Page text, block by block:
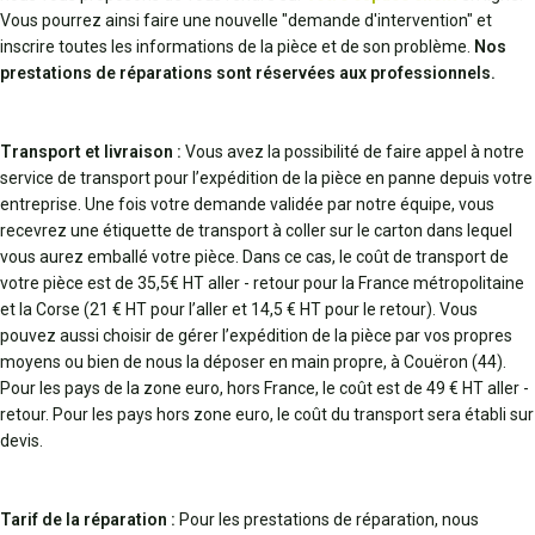
Vous pourrez ainsi faire une nouvelle "demande d'intervention" et
inscrire toutes les informations de la pièce et de son problème. Nos
prestations de réparations sont réservées aux professionnels.
Transport et livraison : Vous avez la possibilité de faire appel à notre
service de transport pour l’expédition de la pièce en panne depuis votre
entreprise. Une fois votre demande validée par notre équipe, vous
recevrez une étiquette de transport à coller sur le carton dans lequel
vous aurez emballé votre pièce. Dans ce cas, le coût de transport de
votre pièce est de 35,5€ HT aller - retour pour la France métropolitaine
et la Corse (21 € HT pour l’aller et 14,5 € HT pour le retour). Vous
pouvez aussi choisir de gérer l’expédition de la pièce par vos propres
moyens ou bien de nous la déposer en main propre, à Couëron (44).
Pour les pays de la zone euro, hors France, le coût est de 49 € HT aller -
retour. Pour les pays hors zone euro, le coût du transport sera établi sur
devis.
Tarif de la réparation : Pour les prestations de réparation, nous